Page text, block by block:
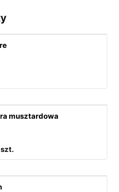
musztardowa